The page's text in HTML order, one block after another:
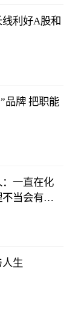
利好A股和
品牌 把职能
一直在化
当会有截
生